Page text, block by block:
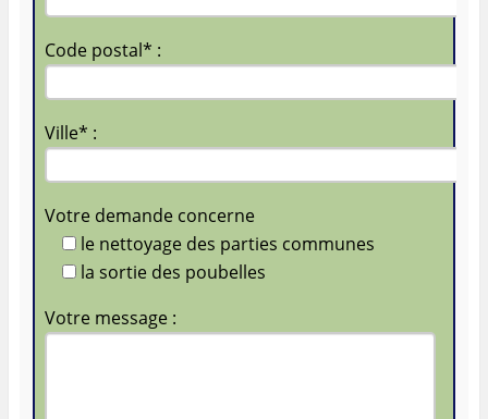
Code postal* :
Ville* :
Votre demande concerne
le nettoyage des parties communes
la sortie des poubelles
Votre message :